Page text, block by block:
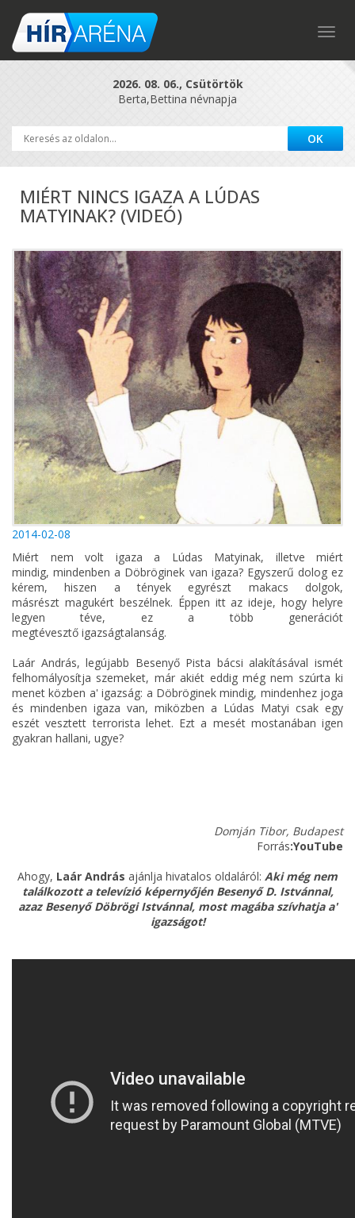
2026. 08. 06., Csütörtök
Berta,Bettina névnapja
MIÉRT NINCS IGAZA A LÚDAS
MATYINAK? (VIDEÓ)
2014-02-08
Miért nem volt igaza a Lúdas Matyinak, illetve miért
mindig, mindenben a Döbröginek van igaza? Egyszerű dolog ez
kérem, hiszen a tények egyrészt makacs dolgok,
másrészt magukért beszélnek. Éppen itt az ideje, hogy helyre
legyen téve, ez a több generációt
megtévesztő igazságtalanság.
Laár András, legújabb Besenyő Pista bácsi alakításával ismét
felhomályosítja szemeket, már akiét eddig még nem szúrta ki
menet közben a' igazság: a Döbröginek mindig, mindenhez joga
és mindenben igaza van, miközben a Lúdas Matyi csak egy
eszét vesztett terrorista lehet. Ezt a mesét mostanában igen
gyakran hallani, ugye?
Domján Tibor, Budapest
Forrás:YouTube
Ahogy, Laár András ajánlja hivatalos oldaláról: Aki még nem
találkozott a televízió képernyőjén Besenyő D. Istvánnal,
azaz Besenyő Döbrögi Istvánnal, most magába szívhatja a'
igazságot!